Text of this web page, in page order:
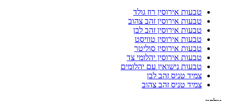
טבעות אירוסין רוז גולד
טבעות אירוסין זהב צהוב
טבעות אירוסין זהב לבן
טבעות אירוסין טוויסט
טבעות אירוסין סוליטר
טבעות אירוסין יהלומי צד
טבעות נישואין עם יהלומים
צמיד טניס זהב לבן
צמיד טניס זהב צהוב